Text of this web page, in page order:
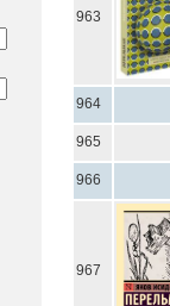
963
964
965
966
967